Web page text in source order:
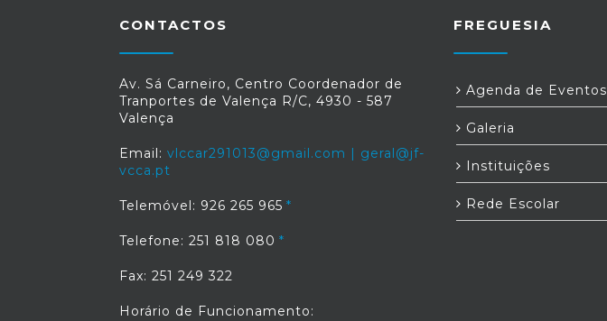
CONTACTOS
Av. Sá Carneiro, Centro Coordenador de
Tranportes de Valença R/C, 4930 - 587
Valença
Email: vlccar291013@gmail.com | geral@jf-
vcca.pt
Telemóvel: 926 265 965
Telefone: 251 818 080
Fax: 251 249 322
Horário de Funcionamento:
FREGUESIA
Agenda de Eventos
Galeria
Instituições
Rede Escolar